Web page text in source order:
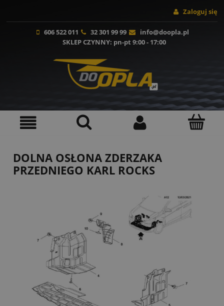
Zaloguj się
606 522 011 32 301 99 99
info@doopla.pl
SKLEP CZYNNY: pn-pt 9:00 - 17:00
DOLNA OSŁONA ZDERZAKA
PRZEDNIEGO KARL ROCKS